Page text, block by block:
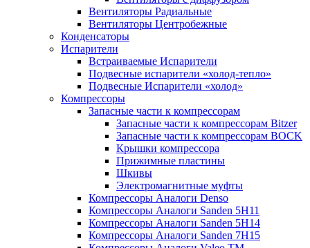
Вентиляторы Радиальные
Вентиляторы Центробежные
Конденсаторы
Испарители
Встраиваемые Испарители
Подвесные испарители «холод-тепло»
Подвесные Испарители «холод»
Компрессоры
Запасные части к компрессорам
Запасные части к компрессорам Bitzer
Запасные части к компрессорам BOCK
Крышки компрессора
Прижимные пластины
Шкивы
Электромагнитные муфты
Компрессоры Аналоги Denso
Компрессоры Аналоги Sanden 5H11
Компрессоры Аналоги Sanden 5H14
Компрессоры Аналоги Sanden 7H15